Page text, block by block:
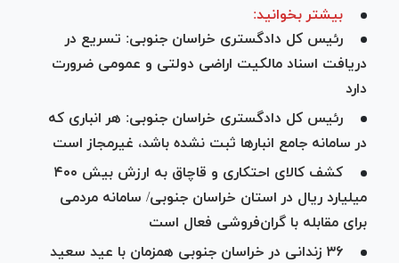
بیشتر بخوانید:
رئیس کل دادگستری خراسان جنوبی: تسریع در
دریافت اسناد مالکیت اراضی دولتی و عمومی ضرورت
دارد
رئیس کل دادگستری خراسان جنوبی: هر انباری که
در سامانه جامع انبار‌ها ثبت نشده باشد، غیرمجاز است
کشف کالای احتکاری و قاچاق به ارزش بیش ۴۰۰
میلیارد ریال در استان خراسان جنوبی/ سامانه مردمی
برای مقابله با گران‌فروشی فعال است
۳۶ زندانی در خراسان جنوبی همزمان با عید سعید